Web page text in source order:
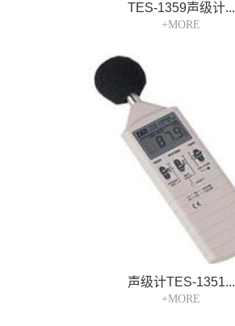
TES-1359声级计...
+MORE
声级计TES-1351...
+MORE